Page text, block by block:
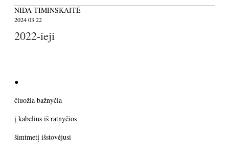
NIDA TIMINSKAITĖ
2024 03 22
2022-ieji
●
čiuožia bažnyčia
į kabelius iš ratnyčios
šimtmetį išstovėjusi